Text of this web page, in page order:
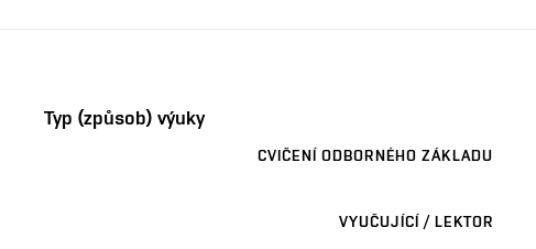
Typ (způsob) výuky
CVIČENÍ ODBORNÉHO ZÁKLADU
VYUČUJÍCÍ / LEKTOR